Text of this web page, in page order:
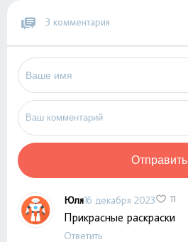
3 комментария
Отправить
Юля16 декабря 2023 11
Прикрасные раскраски
Ответить